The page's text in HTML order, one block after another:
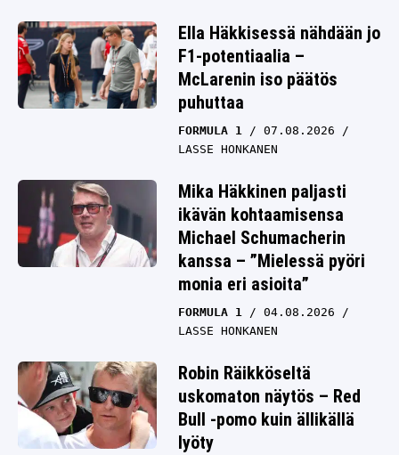
Ella Häkkisessä nähdään jo
F1-potentiaalia –
McLarenin iso päätös
puhuttaa
FORMULA 1
07.08.2026
LASSE HONKANEN
Mika Häkkinen paljasti
ikävän kohtaamisensa
Michael Schumacherin
kanssa – ”Mielessä pyöri
monia eri asioita”
FORMULA 1
04.08.2026
LASSE HONKANEN
Robin Räikköseltä
uskomaton näytös – Red
Bull -pomo kuin ällikällä
lyöty